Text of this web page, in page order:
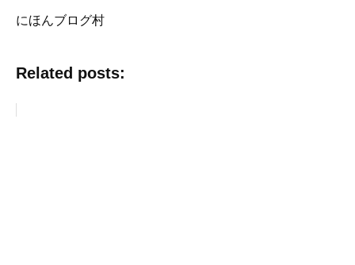
にほんブログ村
Related posts: